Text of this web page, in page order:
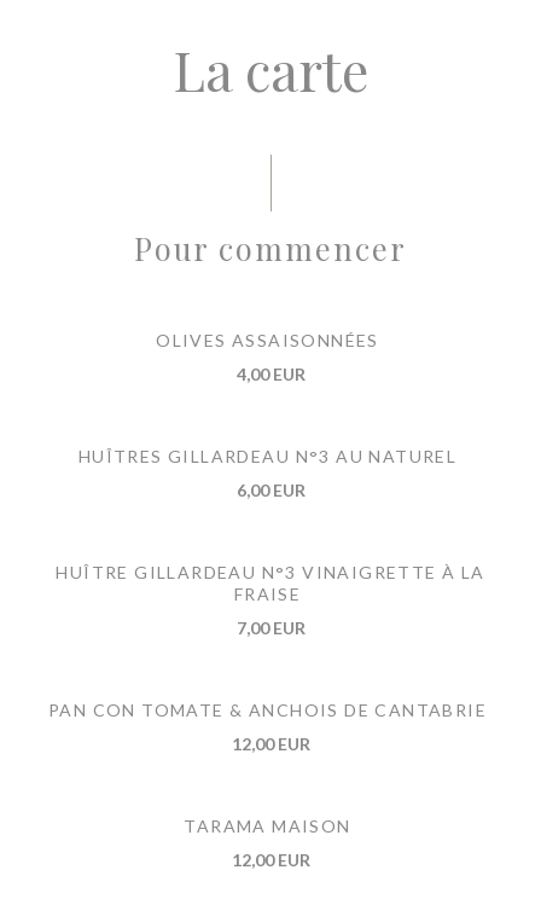
La carte
Pour commencer
OLIVES ASSAISONNÉES
4,00 EUR
HUÎTRES GILLARDEAU N°3 AU NATUREL
6,00 EUR
HUÎTRE GILLARDEAU N°3 VINAIGRETTE À LA
FRAISE
7,00 EUR
PAN CON TOMATE & ANCHOIS DE CANTABRIE
12,00 EUR
TARAMA MAISON
12,00 EUR